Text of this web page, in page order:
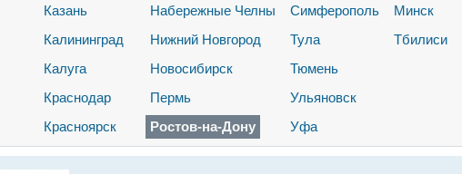
Казань Набережные Челны Симферополь
Минск
Калининград Нижний Новгород Тула
Тбилиси
Калуга Новосибирск
Тюмень
Краснодар Пермь
Ульяновск
Красноярск Ростов-на-Дону Уфа